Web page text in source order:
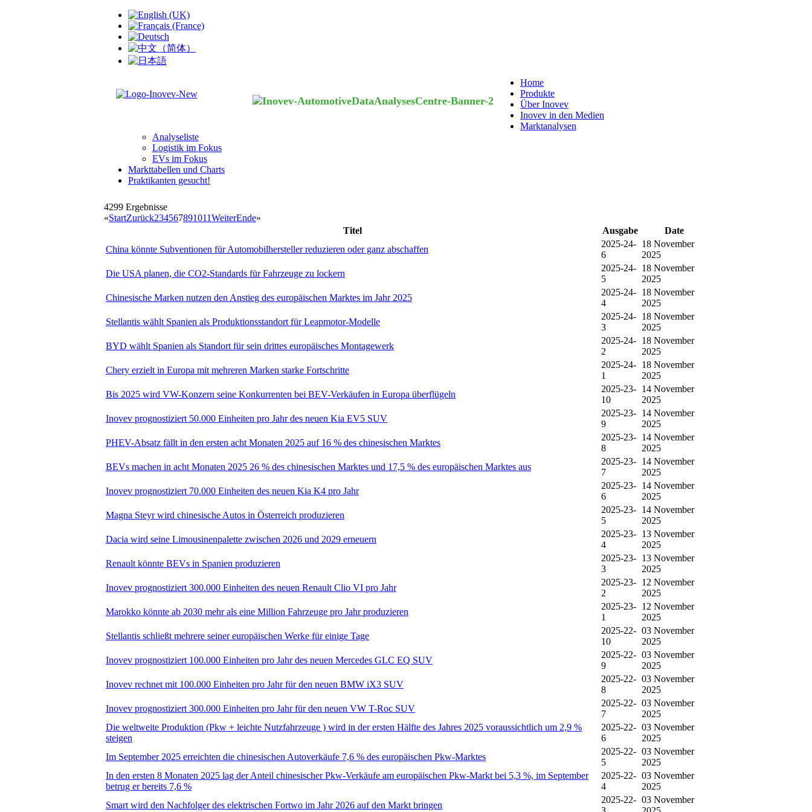
Home
Produkte
Über Inovev
Inovev in den Medien
Marktanalysen
Analyseliste
Logistik im Fokus
EVs im Fokus
Markttabellen und Charts
Praktikanten gesucht!
4299 Ergebnisse
«StartZurück234567891011WeiterEnde»
Titel
Ausgabe
Date
China könnte Subventionen für Automobilhersteller reduzieren oder ganz abschaffen
2025-24-
6
18 November
2025
Die USA planen, die CO2-Standards für Fahrzeuge zu lockern
2025-24-
5
18 November
2025
Chinesische Marken nutzen den Anstieg des europäischen Marktes im Jahr 2025
2025-24-
4
18 November
2025
Stellantis wählt Spanien als Produktionsstandort für Leapmotor-Modelle
2025-24-
3
18 November
2025
BYD wählt Spanien als Standort für sein drittes europäisches Montagewerk
2025-24-
2
18 November
2025
Chery erzielt in Europa mit mehreren Marken starke Fortschritte
2025-24-
1
18 November
2025
Bis 2025 wird VW-Konzern seine Konkurrenten bei BEV-Verkäufen in Europa überflügeln
2025-23-
10
14 November
2025
Inovev prognostiziert 50.000 Einheiten pro Jahr des neuen Kia EV5 SUV
2025-23-
9
14 November
2025
PHEV-Absatz fällt in den ersten acht Monaten 2025 auf 16 % des chinesischen Marktes
2025-23-
8
14 November
2025
BEVs machen in acht Monaten 2025 26 % des chinesischen Marktes und 17,5 % des europäischen Marktes aus
2025-23-
7
14 November
2025
Inovev prognostiziert 70.000 Einheiten des neuen Kia K4 pro Jahr
2025-23-
6
14 November
2025
Magna Steyr wird chinesische Autos in Österreich produzieren
2025-23-
5
14 November
2025
Dacia wird seine Limousinenpalette zwischen 2026 und 2029 erneuern
2025-23-
4
13 November
2025
Renault könnte BEVs in Spanien produzieren
2025-23-
3
13 November
2025
Inovev prognostiziert 300.000 Einheiten des neuen Renault Clio VI pro Jahr
2025-23-
2
12 November
2025
Marokko könnte ab 2030 mehr als eine Million Fahrzeuge pro Jahr produzieren
2025-23-
1
12 November
2025
Stellantis schließt mehrere seiner europäischen Werke für einige Tage
2025-22-
10
03 November
2025
Inovev prognostiziert 100.000 Einheiten pro Jahr des neuen Mercedes GLC EQ SUV
2025-22-
9
03 November
2025
Inovev rechnet mit 100.000 Einheiten pro Jahr für den neuen BMW iX3 SUV
2025-22-
8
03 November
2025
Inovev prognostiziert 300.000 Einheiten pro Jahr für den neuen VW T-Roc SUV
2025-22-
7
03 November
2025
Die weltweite Produktion (Pkw + leichte Nutzfahrzeuge ) wird in der ersten Hälfte des Jahres 2025 voraussichtlich um 2,9 %
steigen
2025-22-
6
03 November
2025
Im September 2025 erreichten die chinesischen Autoverkäufe 7,6 % des europäischen Pkw-Marktes
2025-22-
5
03 November
2025
In den ersten 8 Monaten 2025 lag der Anteil chinesischer Pkw-Verkäufe am europäischen Pkw-Markt bei 5,3 %, im September
betrug er bereits 7,6 %
2025-22-
4
03 November
2025
Smart wird den Nachfolger des elektrischen Fortwo im Jahr 2026 auf den Markt bringen
2025-22- 03 November